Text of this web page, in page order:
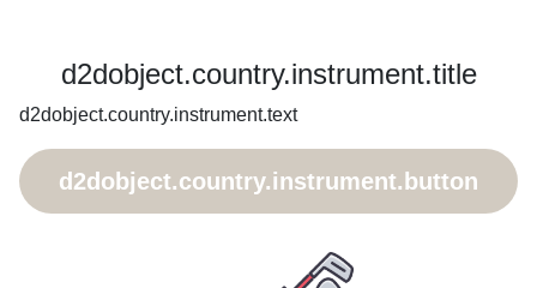
d2dobject.country.instrument.title
d2dobject.country.instrument.text
d2dobject.country.instrument.button